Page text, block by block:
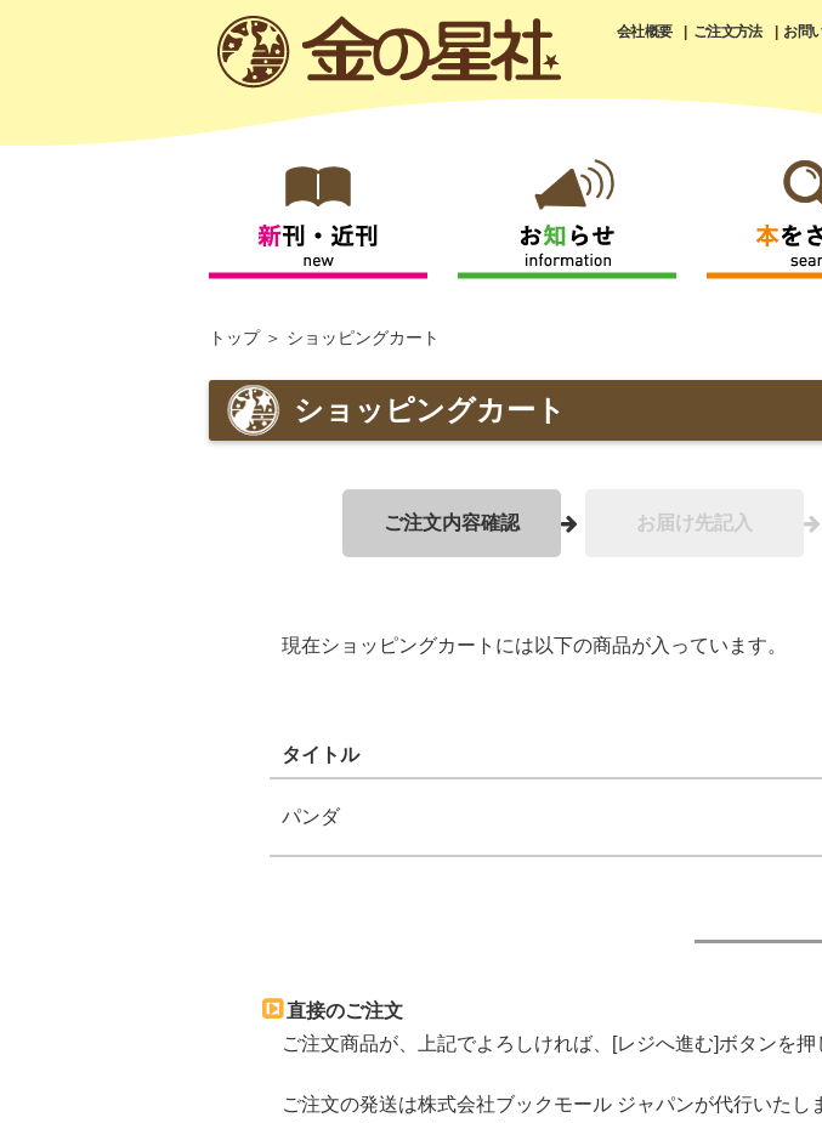
会社概要 ご注文方法 お問
トップ ショッピングカート
ショッピングカート
ご注文内容確認 お届け先記入
現在ショッピングカートには以下の商品が入っています。
タイトル
パンダ
直接のご注文
ご注文商品が、上記でよろしければ、[レジへ進む]ボタンを押
ご注文の発送は株式会社ブックモール ジャパンが代行いたし